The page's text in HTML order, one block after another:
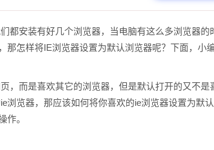
都安装有好几个浏览器，当电脑有这么多浏览器的
那怎样将IE浏览器设置为默认浏览器呢？下面，小
，而是喜欢其它的浏览器，但是默认打开的又不是
浏览器，那应该如何将你喜欢的ie浏览器设置为默
作。